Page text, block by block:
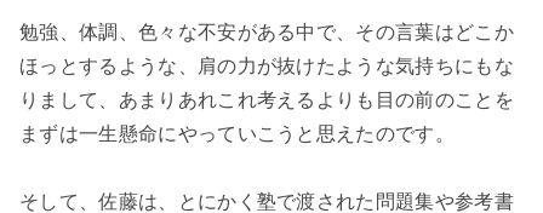
勉強、体調、色々な不安がある中で、その言葉はどこか
ほっとするような、肩の力が抜けたような気持ちにもな
りまして、あまりあれこれ考えるよりも目の前のことを
まずは一生懸命にやっていこうと思えたのです。
そして、佐藤は、とにかく塾で渡された問題集や参考書